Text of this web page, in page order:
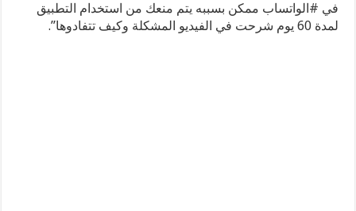
في #الواتساب ممكن بسببه يتم منعك من استخدام التطبيق
لمدة 60 يوم شرحت في الفيديو المشكلة وكيف تتفادوها”.